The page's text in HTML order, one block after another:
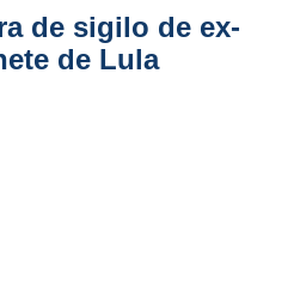
de sigilo de ex-
de Lula